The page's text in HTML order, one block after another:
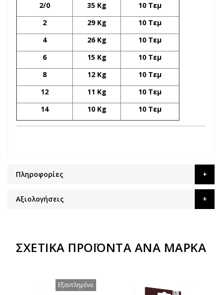
2/0
35 Kg
10 Τεμ
2
29 Kg
10 Τεμ
4
26 Kg
10 Τεμ
6
15 Kg
10 Τεμ
8
12 Kg
10 Τεμ
12
11 Kg
10 Τεμ
14
10 Kg 10 Τεμ
Πληροφορίες
Αξιολογήσεις
ΣΧΕΤΙΚΆ ΠΡΟΪΌΝΤΑ ΑΝΆ ΜΆΡΚΑ
Εξαντλημένο